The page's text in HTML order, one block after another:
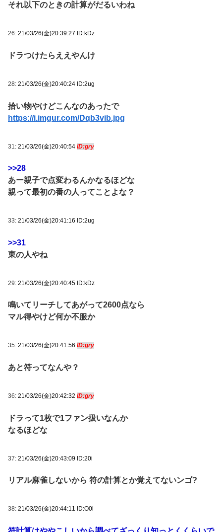
それ以下のときの計算がだるいわね
26: 21/03/26(金)20:39:27 ID:kDz
ドラつけたらええやんけ
28: 21/03/26(金)20:40:24 ID:2ug
拾い物やけどこんなのあったで
https://i.imgur.com/Dqb3vib.jpg
31: 21/03/26(金)20:40:54 ID:gry
>>28
あー親子で点変わるんかなるほどな
親って最初の番の人ってことよな？
33: 21/03/26(金)20:41:16 ID:2ug
>>31
東の人やね
29: 21/03/26(金)20:40:45 ID:kDz
鳴いてリーチしてあがって2600点なら
マル得やけど何か不服か
35: 21/03/26(金)20:41:56 ID:gry
あと符ってなんや？
36: 21/03/26(金)20:42:32 ID:gry
ドラって1枚で1ファン扱いなんか
なるほどな
37: 21/03/26(金)20:43:09 ID:20i
リアル麻雀しないから 符の計算とか覚えてないンゴ?
38: 21/03/26(金)20:44:11 ID:O0l